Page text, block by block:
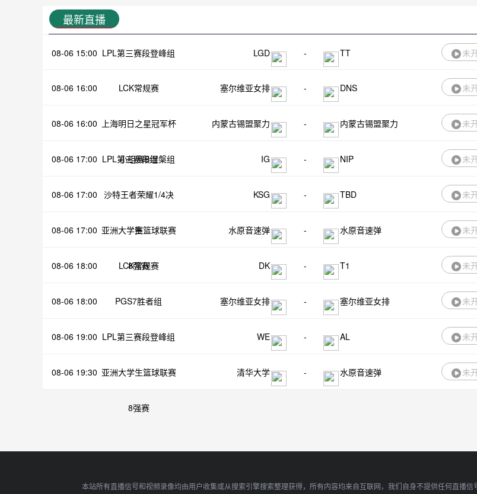
最新直播
08-06 15:00 LPL第三赛段登峰组 LGD - TT 未
08-06 16:00 LCK常规赛 塞尔维亚女排 - DNS 未
08-06 16:00 上海明日之星冠军杯
小组赛B组
内蒙古锡盟聚力 - 内蒙古锡盟聚力 未
08-06 17:00 LPL第三赛段涅槃组 IG - NIP 未
08-06 17:00 沙特王者荣耀1/4决
赛
KSG - TBD 未
08-06 17:00 亚洲大学生篮球联赛
8强赛
水原音速弹 - 水原音速弹 未
08-06 18:00 LCK常规赛 DK - T1 未
08-06 18:00 PGS7胜者组 塞尔维亚女排 - 塞尔维亚女排 未
08-06 19:00 LPL第三赛段登峰组 WE - AL 未
08-06 19:30 亚洲大学生篮球联赛
8强赛
清华大学 - 水原音速弹 未
本站所有直播信号和视频录像均由用户收集或从搜索引擎搜索整理获得，所有内容均来自互联网，我们自身不提供任何直播